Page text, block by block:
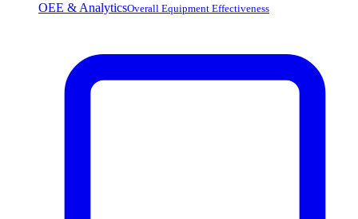
OEE & AnalyticsOverall Equipment Effectiveness